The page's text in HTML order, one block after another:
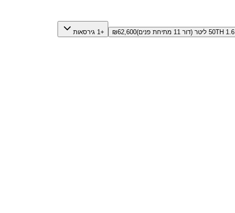
50TH 1.6 ליטר (דור 11 מתיחת פנים) ₪62,600 +1 גירסאות